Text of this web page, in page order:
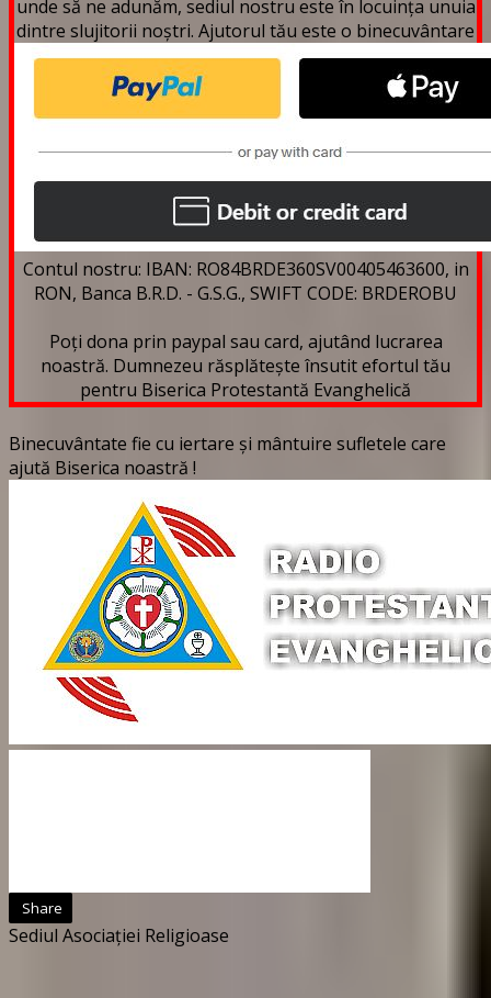
unde să ne adunăm, sediul nostru este în locuința unuia
dintre slujitorii noștri. Ajutorul tău este o binecuvântare
Contul nostru: IBAN: RO84BRDE360SV00405463600, in
RON, Banca B.R.D. - G.S.G., SWIFT CODE: BRDEROBU
Poți dona prin paypal sau card, ajutând lucrarea
noastră. Dumnezeu răsplătește însutit efortul tău
pentru Biserica Protestantă Evanghelică
Binecuvântate fie cu iertare și mântuire sufletele care
ajută Biserica noastră !
Share
Sediul Asociației Religioase